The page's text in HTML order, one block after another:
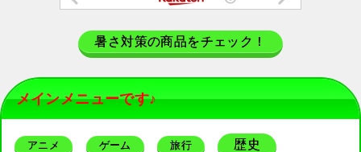
暑さ対策の商品をチェック！
メインメニューです♪
アニメ ゲーム 旅行 歴史